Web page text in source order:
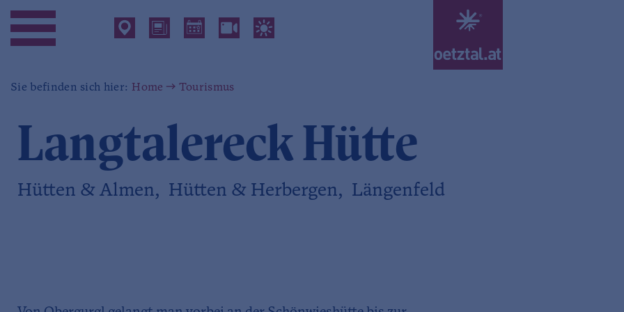
Sie befinden sich hier: Home Tourismus
Langtalereck Hütte
Hütten & Almen, Hütten & Herbergen, Längenfeld